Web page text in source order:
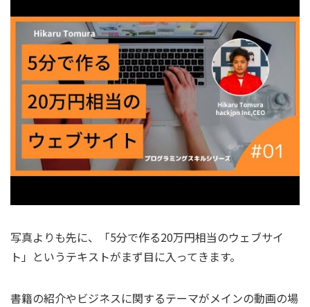
写真よりも先に、「5分で作る20万円相当のウェブサイ
ト」というテキストがまず目に入ってきます。
書籍の紹介やビジネスに関するテーマがメインの動画の場